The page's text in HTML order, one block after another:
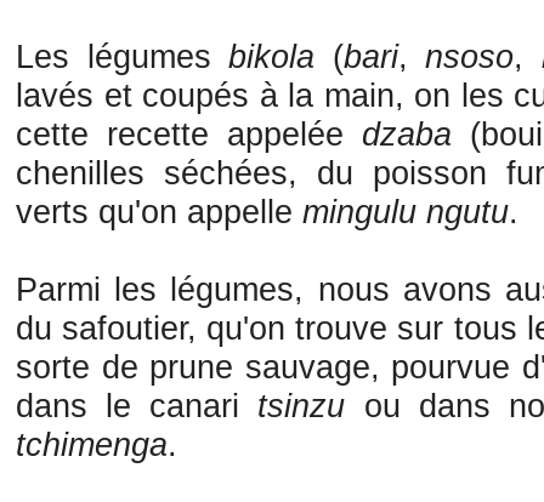
Les légumesbikola (bari,nsoso,
lavés et coupés à la main, on les
cette recette appelée dzaba
chenilles séchées, du poisson
verts qu'on appellemingulu ngutu.
Parmi les légumes, nous avons
du safoutier, qu'on trouve sur tous
sorte de prune sauvage, pourvue
dans le canari tsinzu ou dans
tchimenga.